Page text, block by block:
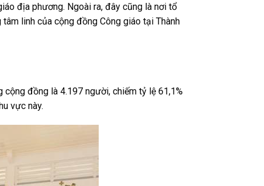
địa phương. Ngoài ra, đây cũng là nơi tổ
linh của cộng đồng Công giáo tại Thành
đồng là 4.197 người, chiếm tỷ lệ 61,1%
vực này.